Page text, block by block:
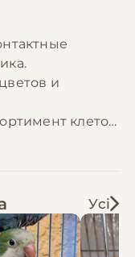
и
клеток
Усі